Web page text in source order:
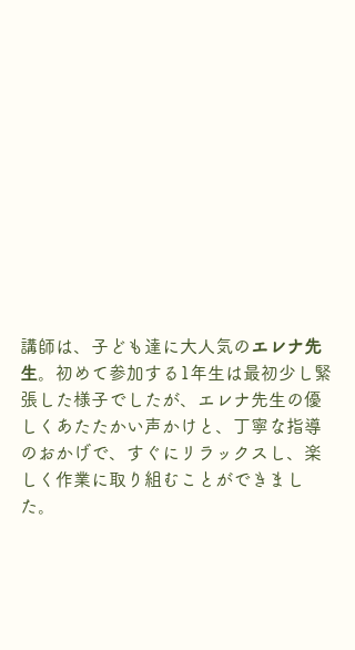
講師は、子ども達に大人気のエレナ先
生。初めて参加する1年生は最初少し緊
張した様子でしたが、エレナ先生の優
しくあたたかい声かけと、丁寧な指導
のおかげで、すぐにリラックスし、楽
しく作業に取り組むことができまし
た。